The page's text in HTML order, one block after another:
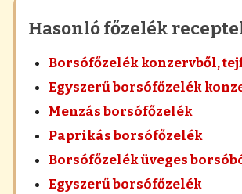
Hasonló főzelék
Borsófőzelék konzervből,
Egyszerű borsófőzelék
Menzás borsófőzelék
Paprikás borsófőzelék
Borsófőzelék üveges
Egyszerű borsófőzelék